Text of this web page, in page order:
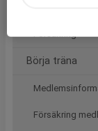
Försäkring
Börja träna
Försäkring